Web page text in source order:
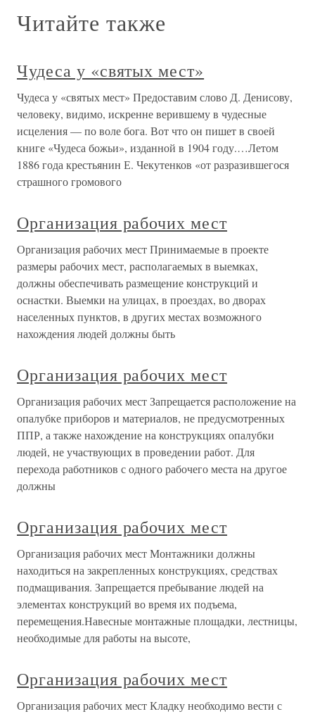
Читайте также
Чудеса у «святых мест»
Чудеса у «святых мест» Предоставим слово Д. Денисову,
человеку, видимо, искренне верившему в чудесные
исцеления — по воле бога. Вот что он пишет в своей
книге «Чудеса божьи», изданной в 1904 году.…Летом
1886 года крестьянин Е. Чекутенков «от разразившегося
страшного громового
Организация рабочих мест
Организация рабочих мест Принимаемые в проекте
размеры рабочих мест, располагаемых в выемках,
должны обеспечивать размещение конструкций и
оснастки. Выемки на улицах, в проездах, во дворах
населенных пунктов, в других местах возможного
нахождения людей должны быть
Организация рабочих мест
Организация рабочих мест Запрещается расположение на
опалубке приборов и материалов, не предусмотренных
ППР, а также нахождение на конструкциях опалубки
людей, не участвующих в проведении работ. Для
перехода работников с одного рабочего места на другое
должны
Организация рабочих мест
Организация рабочих мест Монтажники должны
находиться на закрепленных конструкциях, средствах
подмащивания. Запрещается пребывание людей на
элементах конструкций во время их подъема,
перемещения.Навесные монтажные площадки, лестницы,
необходимые для работы на высоте,
Организация рабочих мест
Организация рабочих мест Кладку необходимо вести с